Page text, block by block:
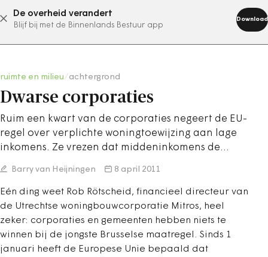
De overheid verandert
Blijf bij met de Binnenlands Bestuur app
Download
abonneer nu
ruimte en milieu achtergrond
Dwarse corporaties
Ruim een kwart van de corporaties negeert de EU-
regel over verplichte woningtoewijzing aan lage
inkomens. Ze vrezen dat middeninkomens de…
Barry van Heijningen 8 april 2011
Eén ding weet Rob Rötscheid, financieel directeur van
de Utrechtse woningbouwcorporatie Mitros, heel
zeker: corporaties en gemeenten hebben niets te
winnen bij de jongste Brusselse maatregel. Sinds 1
januari heeft de Europese Unie bepaald dat